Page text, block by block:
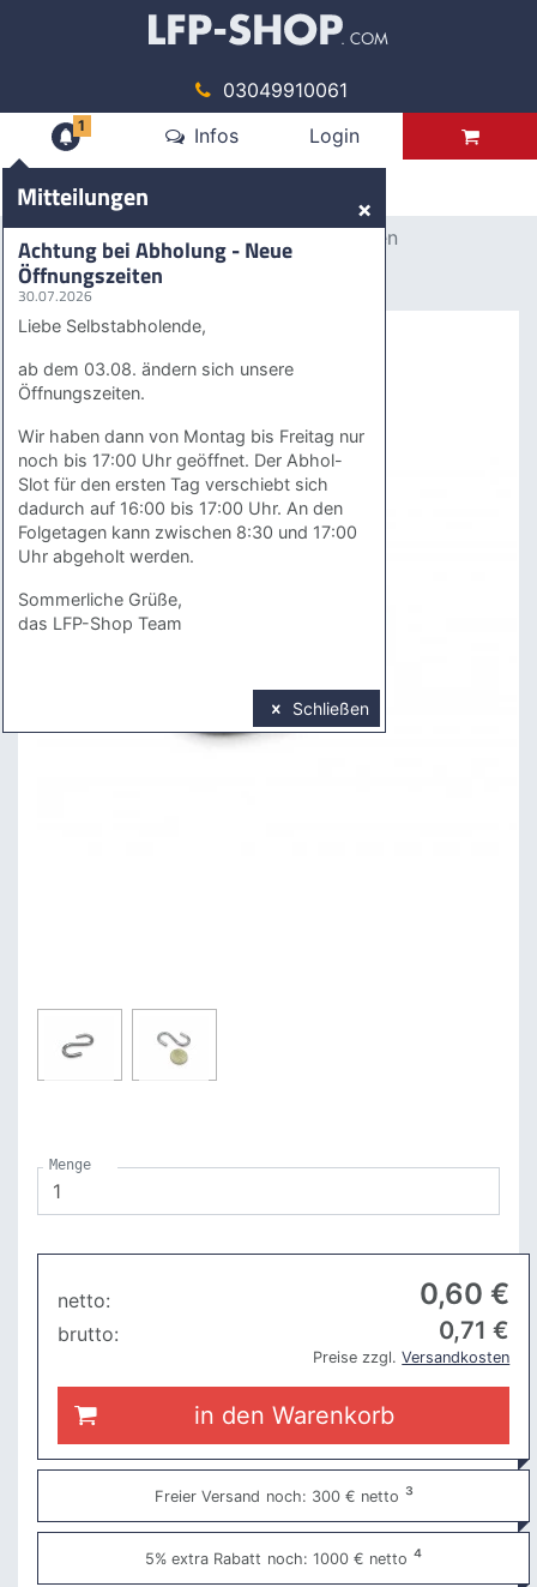
03049910061
Mitteilungen
1 Infos Login
Digitaldruck Zubehoer S-Haken
S-Haken
Menge
netto: 0,60 €
brutto: 0,71 €
Preise zzgl.Versandkosten
in den Warenkorb
Freier Versand noch: 300 € netto ³
5% extra Rabatt noch: 1000 € netto ⁴
Mitteilungen ×
Achtung bei Abholung - Neue
Öffnungszeiten
30.07.2026
Liebe Selbstabholende,
ab dem 03.08. ändern sich unsere
Öffnungszeiten.
Wir haben dann von Montag bis Freitag nur
noch bis 17:00 Uhr geöffnet. Der Abhol-
Slot für den ersten Tag verschiebt sich
dadurch auf 16:00 bis 17:00 Uhr. An den
Folgetagen kann zwischen 8:30 und 17:00
Uhr abgeholt werden.
Sommerliche Grüße,
das LFP-Shop Team
Schließen